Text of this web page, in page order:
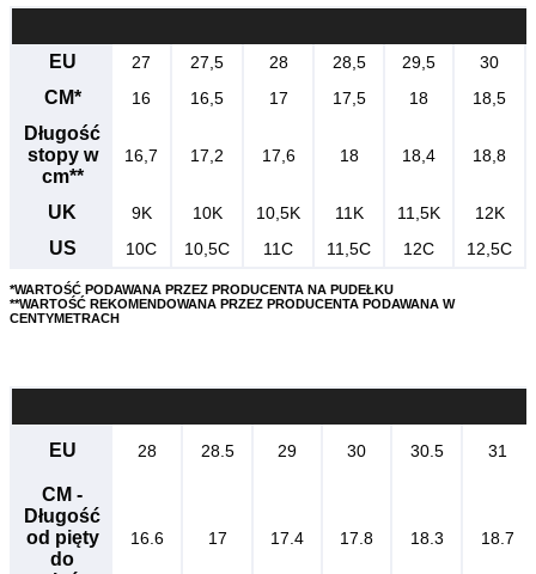
EU 27 27,5 28 28,5 29,5 30
CM* 16 16,5 17 17,5 18 18,5
Długość
stopy w
cm**
16,7 17,2 17,6 18 18,4 18,8
UK 9K 10K 10,5K 11K 11,5K 12K
US 10C 10,5C 11C 11,5C 12C 12,5C
*WARTOŚĆ PODAWANA PRZEZ PRODUCENTA NA PUDEŁKU
**WARTOŚĆ REKOMENDOWANA PRZEZ PRODUCENTA PODAWANA W
CENTYMETRACH
EU 28 28.5 29 30 30.5 31
CM -
Długość
od pięty
do
16.6 17 17.4 17.8 18.3 18.7